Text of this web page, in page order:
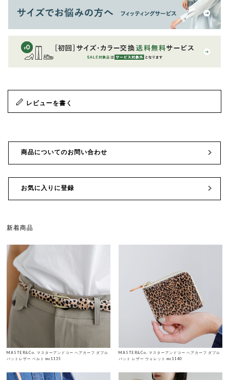
レビューを書く
商品についてのお問い合わせ
お気に入りに登録
新着商品
MASTER&Co. マスターアンドコー ヘアカーフ ダブル
バットレザー ベルト mc1135
MASTER&Co. マスターアンドコー ヘアカーフ ダブル
バット レザー ウォレット mc1140